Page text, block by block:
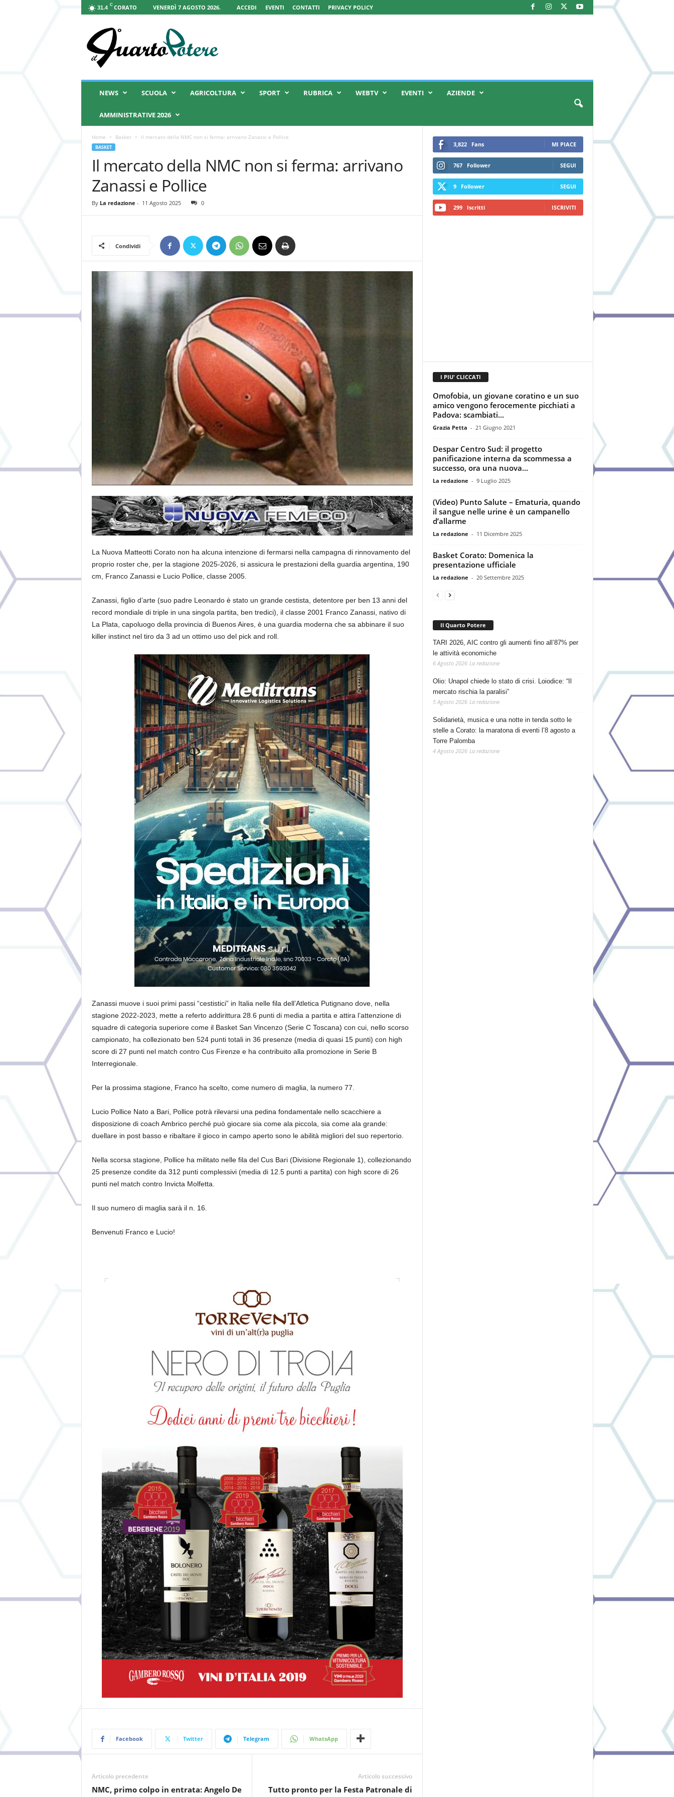
31.4 C CORATO VENERDÌ 7 AGOSTO 2026. ACCEDI EVENTI CONTATTI PRIVACY POLICY
Q
NEWS SCUOLA AGRICOLTURA SPORT RUBRICA WEBTV EVENTI AZIENDE
AMMINISTRATIVE 2026
Home Basket Il mercato della NMC non si ferma: arrivano Zanassi e Pollice
BASKET
Il mercato della NMC non si ferma: arrivano
Zanassi e Pollice
By La redazione - 11 Agosto 2025 0
Condividi
La Nuova Matteotti Corato non ha alcuna intenzione di fermarsi nella campagna di rinnovamento del
proprio roster che, per la stagione 2025-2026, si assicura le prestazioni della guardia argentina, 190
cm, Franco Zanassi e Lucio Pollice, classe 2005.
Zanassi, figlio d’arte (suo padre Leonardo è stato un grande cestista, detentore per ben 13 anni del
record mondiale di triple in una singola partita, ben tredici), il classe 2001 Franco Zanassi, nativo di
La Plata, capoluogo della provincia di Buenos Aires, è una guardia moderna che sa abbinare il suo
killer instinct nel tiro da 3 ad un ottimo uso del pick and roll.
Zanassi muove i suoi primi passi “cestistici” in Italia nelle fila dell’Atletica Putignano dove, nella
stagione 2022-2023, mette a referto addirittura 28.6 punti di media a partita e attira l’attenzione di
squadre di categoria superiore come il Basket San Vincenzo (Serie C Toscana) con cui, nello scorso
campionato, ha collezionato ben 524 punti totali in 36 presenze (media di quasi 15 punti) con high
score di 27 punti nel match contro Cus Firenze e ha contribuito alla promozione in Serie B
Interregionale.
Per la prossima stagione, Franco ha scelto, come numero di maglia, la numero 77.
Lucio Pollice Nato a Bari, Pollice potrà rilevarsi una pedina fondamentale nello scacchiere a
disposizione di coach Ambrico perché può giocare sia come ala piccola, sia come ala grande:
duellare in post basso e ribaltare il gioco in campo aperto sono le abilità migliori del suo repertorio.
Nella scorsa stagione, Pollice ha militato nelle fila del Cus Bari (Divisione Regionale 1), collezionando
25 presenze condite da 312 punti complessivi (media di 12.5 punti a partita) con high score di 26
punti nel match contro Invicta Molfetta.
Il suo numero di maglia sarà il n. 16.
Benvenuti Franco e Lucio!
Facebook Twitter Telegram WhatsApp
Articolo precedente
NMC, primo colpo in entrata: Angelo De
Articolo successivo
Tutto pronto per la Festa Patronale di
3,822 Fans MI PIACE
767 Follower SEGUI
9 Follower SEGUI
299 Iscritti ISCRIVITI
I PIU' CLICCATI
Omofobia, un giovane coratino e un suo
amico vengono ferocemente picchiati a
Padova: scambiati...
Grazia Petta - 21 Giugno 2021
Despar Centro Sud: il progetto
panificazione interna da scommessa a
successo, ora una nuova...
La redazione - 9 Luglio 2025
(Video) Punto Salute – Ematuria, quando
il sangue nelle urine è un campanello
d’allarme
La redazione - 11 Dicembre 2025
Basket Corato: Domenica la
presentazione ufficiale
La redazione - 20 Settembre 2025
Il Quarto Potere
TARI 2026, AIC contro gli aumenti fino all’87% per
le attività economiche
6 Agosto 2026 La redazione
Olio: Unapol chiede lo stato di crisi. Loiodice: “Il
mercato rischia la paralisi”
5 Agosto 2026 La redazione
Solidarietà, musica e una notte in tenda sotto le
stelle a Corato: la maratona di eventi l’8 agosto a
Torre Palomba
4 Agosto 2026 La redazione